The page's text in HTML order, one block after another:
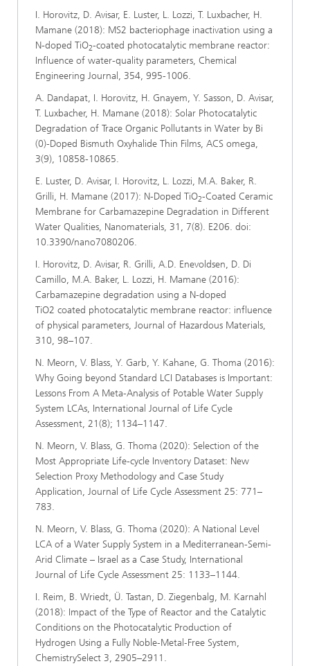
I. Horovitz, D. Avisar, E. Luster, L. Lozzi, T. Luxbacher, H.
Mamane (2018): MS2 bacteriophage inactivation using a
N-doped TiO2-coated photocatalytic membrane reactor:
Influence of water-quality parameters, Chemical
Engineering Journal, 354, 995-1006.
A. Dandapat, I. Horovitz, H. Gnayem, Y. Sasson, D. Avisar,
T. Luxbacher, H. Mamane (2018): Solar Photocatalytic
Degradation of Trace Organic Pollutants in Water by Bi
(0)-Doped Bismuth Oxyhalide Thin Films, ACS omega,
3(9), 10858-10865.
E. Luster, D. Avisar, I. Horovitz, L. Lozzi, M.A. Baker, R.
Grilli, H. Mamane (2017): N-Doped TiO2-Coated Ceramic
Membrane for Carbamazepine Degradation in Different
Water Qualities, Nanomaterials, 31, 7(8). E206. doi:
10.3390/nano7080206.
I. Horovitz, D. Avisar, R. Grilli, A.D. Enevoldsen, D. Di
Camillo, M.A. Baker, L. Lozzi, H. Mamane (2016):
Carbamazepine degradation using a N-doped
TiO2 coated photocatalytic membrane reactor: influence
of physical parameters, Journal of Hazardous Materials,
310, 98–107.
N. Meorn, V. Blass, Y. Garb, Y. Kahane, G. Thoma (2016):
Why Going beyond Standard LCI Databases is Important:
Lessons From A Meta-Analysis of Potable Water Supply
System LCAs, International Journal of Life Cycle
Assessment, 21(8); 1134–1147.
N. Meorn, V. Blass, G. Thoma (2020): Selection of the
Most Appropriate Life-cycle Inventory Dataset: New
Selection Proxy Methodology and Case Study
Application, Journal of Life Cycle Assessment 25: 771–
783.
N. Meorn, V. Blass, G. Thoma (2020): A National Level
LCA of a Water Supply System in a Mediterranean-Semi-
Arid Climate – Israel as a Case Study, International
Journal of Life Cycle Assessment 25: 1133–1144.
I. Reim, B. Wriedt, Ü. Tastan, D. Ziegenbalg, M. Karnahl
(2018): Impact of the Type of Reactor and the Catalytic
Conditions on the Photocatalytic Production of
Hydrogen Using a Fully Noble‐Metal‐Free System,
ChemistrySelect 3, 2905–2911.